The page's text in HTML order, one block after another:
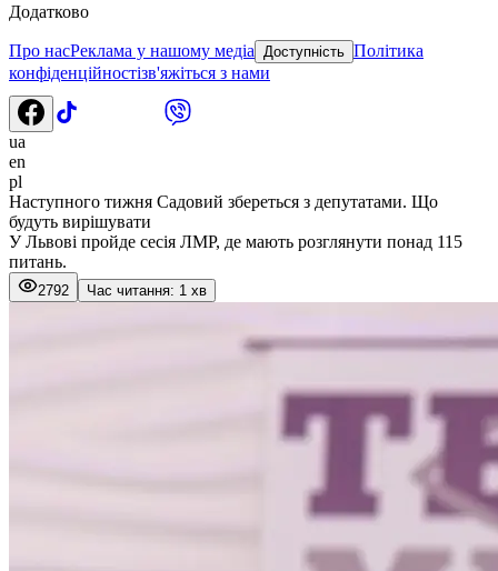
Додатково
Про насРеклама у нашому медіа Доступність Політика
конфіденційностізв'яжіться з нами
ua
en
pl
Наступного тижня Садовий збереться з депутатами. Що
будуть вирішувати
У Львові пройде сесія ЛМР, де мають розглянути понад 115
питань.
2792 Час читання: 1 хв